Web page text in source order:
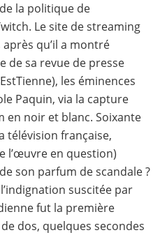
la politique de
Le site de streaming
qu’il a montré
de sa revue de presse
les éminences
Paquin, via la capture
en noir et blanc. Soixante
télévision française,
l’œuvre en question)
son parfum de scandale ?
suscitée par
fut la première
dos, quelques secondes